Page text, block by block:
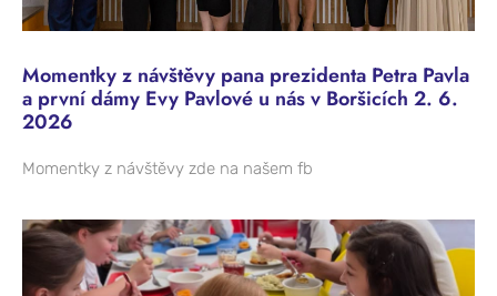
Momentky z návštěvy pana prezidenta Petra Pavla
a první dámy Evy Pavlové u nás v Boršicích 2. 6.
2026
Momentky z návštěvy zde na našem fb